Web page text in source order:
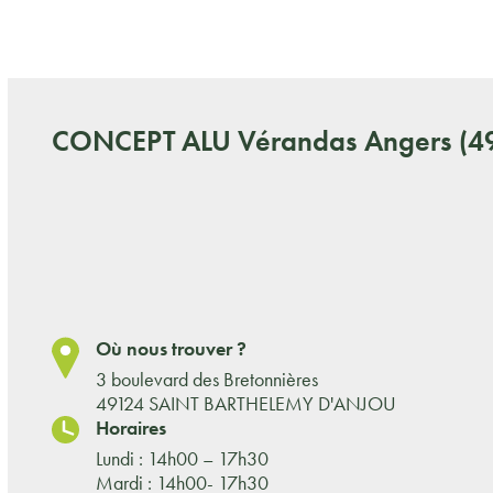
CONCEPT ALU Vérandas Angers
Où nous trouver ?
3 boulevard des Bretonnières
49124 SAINT BARTHELEMY D'ANJOU
Horaires
Lundi : 14h00 – 17h30
Mardi : 14h00- 17h30